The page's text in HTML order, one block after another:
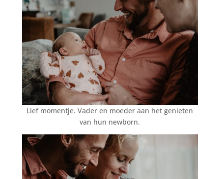
Lief momentje. Vader en moeder aan het genieten
van hun newborn.